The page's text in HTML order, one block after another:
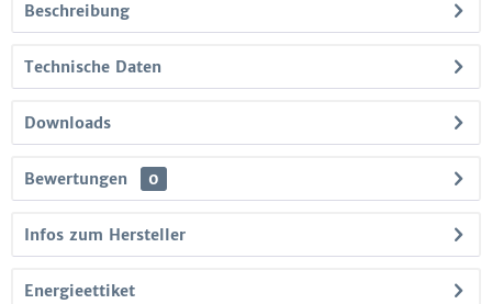
Beschreibung
Technische Daten
Downloads
Bewertungen 0
Infos zum Hersteller
Energieettiket